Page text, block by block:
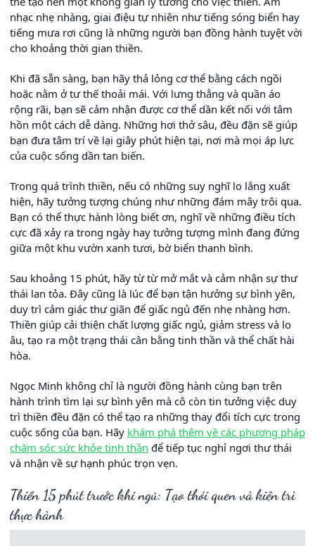
nhạc nhẹ nhàng, giai điệu tự nhiên như tiếng sóng biển hay
tiếng mưa rơi cũng là những người bạn đồng hành tuyệt vời
cho khoảng thời gian thiền.
Khi đã sẵn sàng, bạn hãy thả lỏng cơ thể bằng cách ngồi
hoặc nằm ở tư thế thoải mái. Với lưng thẳng và quần áo
rộng rãi, bạn sẽ cảm nhận được cơ thể dần kết nối với tâm
hồn một cách dễ dàng. Những hơi thở sâu, đều đặn sẽ giúp
bạn đưa tâm trí về lại giây phút hiện tại, nơi mà mọi áp lực
của cuộc sống dần tan biến.
Trong quá trình thiền, nếu có những suy nghĩ lo lắng xuất
hiện, hãy tưởng tượng chúng như những đám mây trôi qua.
Bạn có thể thực hành lòng biết ơn, nghĩ về những điều tích
cực đã xảy ra trong ngày hay tưởng tượng mình đang đứng
giữa một khu vườn xanh tươi, bờ biển thanh bình.
Sau khoảng 15 phút, hãy từ từ mở mắt và cảm nhận sự thư
thái lan tỏa. Đây cũng là lúc để bạn tận hưởng sự bình yên,
duy trì cảm giác thư giãn để giấc ngủ đến nhẹ nhàng hơn.
Thiền giúp cải thiện chất lượng giấc ngủ, giảm stress và lo
âu, tạo ra một trạng thái cân bằng tinh thần và thể chất hài
hòa.
Ngọc Minh không chỉ là người đồng hành cùng bạn trên
hành trình tìm lại sự bình yên mà cô còn tin tưởng việc duy
trì thiền đều đặn có thể tạo ra những thay đổi tích cực trong
cuộc sống của bạn. Hãy khám phá thêm về các phương pháp
chăm sóc sức khỏe tinh thần để tiếp tục nghỉ ngơi thư thái
và nhận về sự hạnh phúc trọn vẹn.
Thiền 15 phút trước khi ngủ: Tạo thói quen và kiên trì
thực hành